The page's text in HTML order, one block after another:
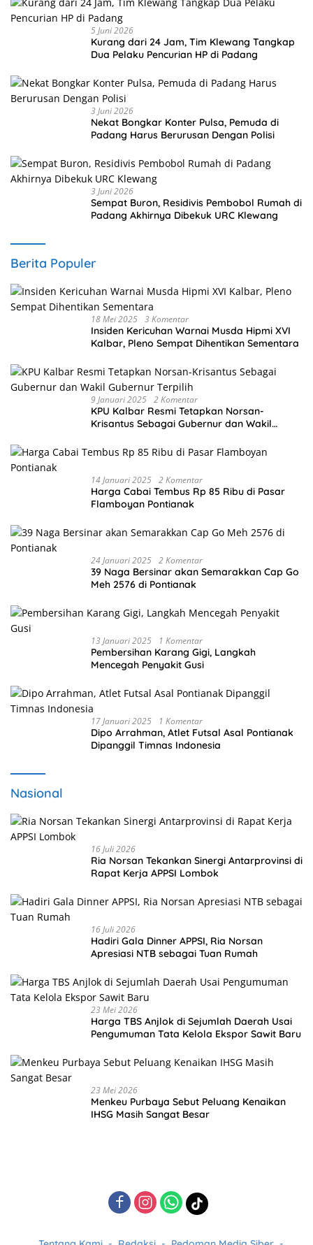
5 Juni 2026
Kurang dari 24 Jam, Tim Klewang Tangkap
Dua Pelaku Pencurian HP di Padang
3 Juni 2026
Nekat Bongkar Konter Pulsa, Pemuda di
Padang Harus Berurusan Dengan Polisi
3 Juni 2026
Sempat Buron, Residivis Pembobol Rumah di
Padang Akhirnya Dibekuk URC Klewang
Berita Populer
18 Mei 2025 3 Komentar
Insiden Kericuhan Warnai Musda Hipmi XVI
Kalbar, Pleno Sempat Dihentikan Sementara
9 Januari 2025 2 Komentar
KPU Kalbar Resmi Tetapkan Norsan-
Krisantus Sebagai Gubernur dan Wakil
14 Januari 2025 2 Komentar
Harga Cabai Tembus Rp 85 Ribu di Pasar
Flamboyan Pontianak
24 Januari 2025 2 Komentar
39 Naga Bersinar akan Semarakkan Cap Go
Meh 2576 di Pontianak
13 Januari 2025 1 Komentar
Pembersihan Karang Gigi, Langkah
Mencegah Penyakit Gusi
17 Januari 2025 1 Komentar
Dipo Arrahman, Atlet Futsal Asal Pontianak
Dipanggil Timnas Indonesia
Nasional
16 Juli 2026
Ria Norsan Tekankan Sinergi Antarprovinsi di
Rapat Kerja APPSI Lombok
16 Juli 2026
Hadiri Gala Dinner APPSI, Ria Norsan
Apresiasi NTB sebagai Tuan Rumah
23 Mei 2026
Harga TBS Anjlok di Sejumlah Daerah Usai
Pengumuman Tata Kelola Ekspor Sawit Baru
23 Mei 2026
Menkeu Purbaya Sebut Peluang Kenaikan
IHSG Masih Sangat Besar